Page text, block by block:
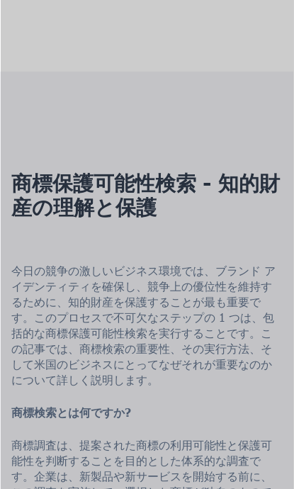
商標保護可能性検索 - 知的財
産の理解と保護
今日の競争の激しいビジネス環境では、ブランド ア
イデンティティを確保し、競争上の優位性を維持す
るために、知的財産を保護することが最も重要で
す。このプロセスで不可欠なステップの 1 つは、包
括的な商標保護可能性検索を実行することです。こ
の記事では、商標検索の重要性、その実行方法、そ
して米国のビジネスにとってなぜそれが重要なのか
について詳しく説明します。
商標検索とは何ですか?
商標調査は、提案された商標の利用可能性と保護可
能性を判断することを目的とした体系的な調査で
す。企業は、新製品や新サービスを開始する前に、